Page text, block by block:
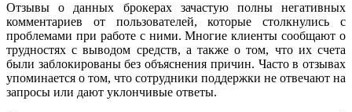
Отзывы о данных брокерах зачастую полны негативных
комментариев от пользователей, которые столкнулись с
проблемами при работе с ними. Многие клиенты сообщают о
трудностях с выводом средств, а также о том, что их счета
были заблокированы без объяснения причин. Часто в отзывах
упоминается о том, что сотрудники поддержки не отвечают на
запросы или дают уклончивые ответы.